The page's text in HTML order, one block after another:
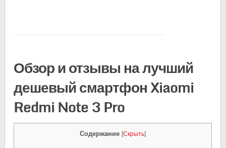
Обзор и отзывы на лучший
дешевый смартфон Xiaomi
Redmi Note 3 Pro
Содержание [Скрыть]